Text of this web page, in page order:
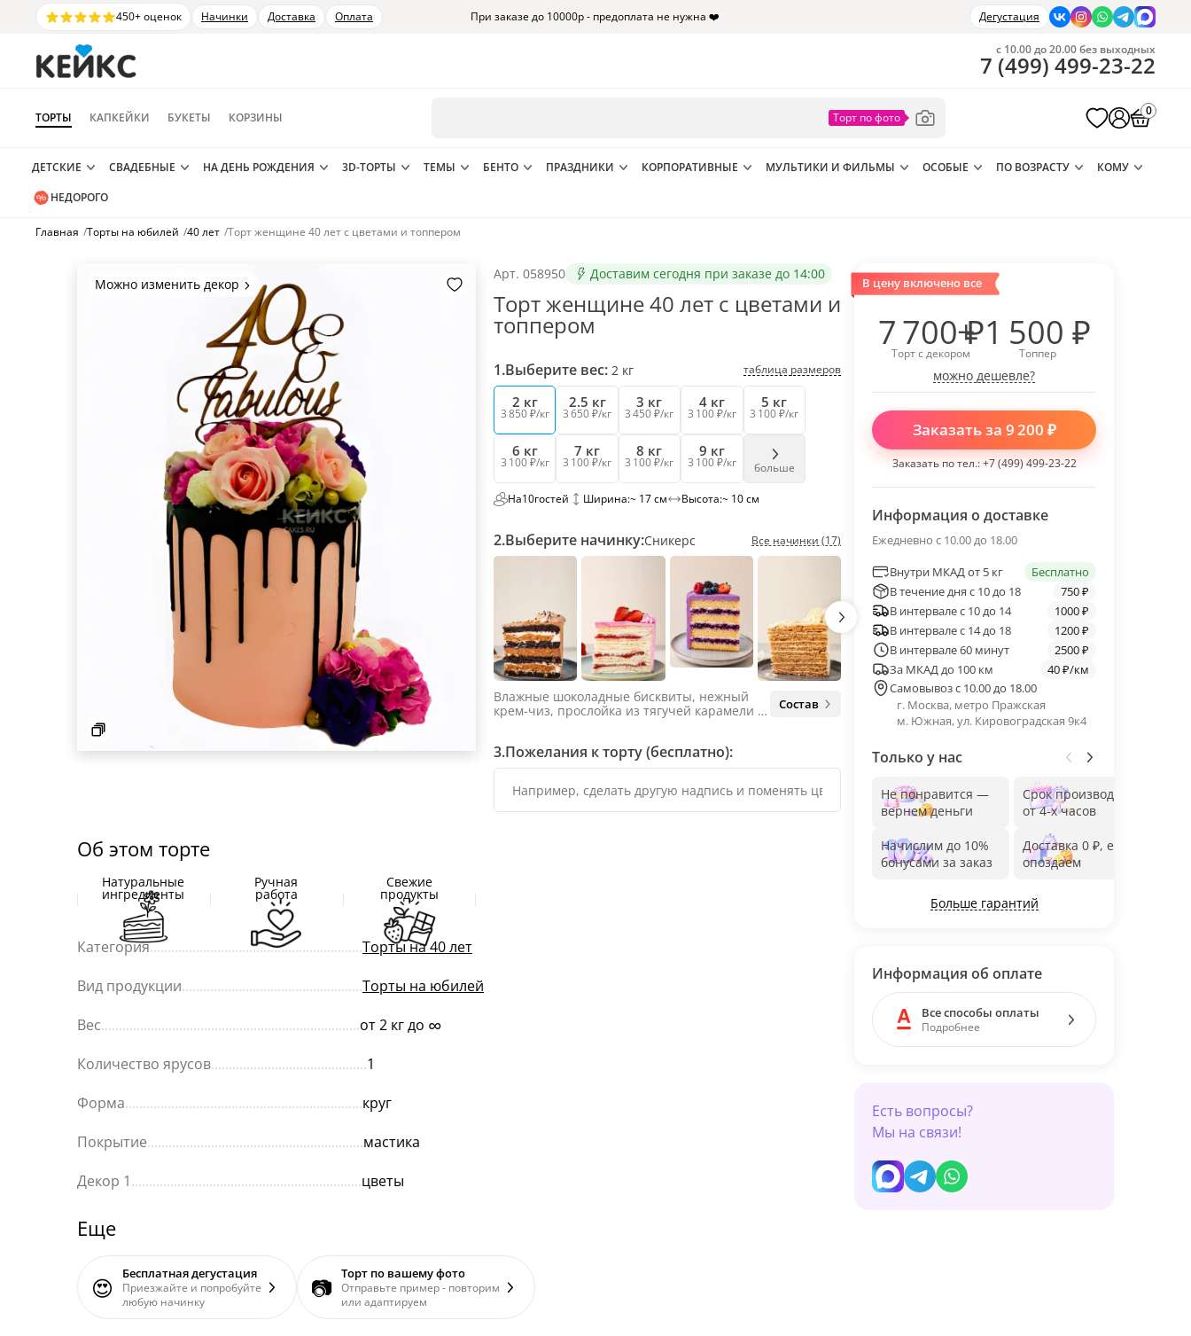
450+ оценок Начинки Доставка Оплата При заказе до 10000р - предоплата не нужна ❤️ Дегустация
ТОРТЫ КАПКЕЙКИ БУКЕТЫ КОРЗИНЫ
с 10.00 до 20.00 без выходных
7 (499) 499-23-22
0
ДЕТСКИЕ СВАДЕБНЫЕ НА ДЕНЬ РОЖДЕНИЯ 3D-ТОРТЫ ТЕМЫ БЕНТО ПРАЗДНИКИ КОРПОРАТИВНЫЕ МУЛЬТИКИ И ФИЛЬМЫ ОСОБЫЕ ПО ВОЗРАСТУ
КОМУ
НЕДОРОГО
Главная /Торты на юбилей /40 лет /Торт женщине 40 лет с цветами и топпером
Можно изменить декор
Арт. 058950 Доставим сегодня при заказе до 14:00
Торт женщине 40 лет с цветами и
топпером
1.Выберите вес: 2 кг таблица размеров
2 кг
3 850 ₽/кг
2.5 кг
3 650 ₽/кг
3 кг
3 450 ₽/кг
4 кг
3 100 ₽/кг
5 кг
3 100 ₽/кг
6 кг
3 100 ₽/кг
7 кг
3 100 ₽/кг
8 кг
3 100 ₽/кг
9 кг
3 100 ₽/кг больше
На10гостей Ширина:~ 17 см Высота:~ 10 см
2.Выберите начинку:Сникерс Все начинки (17)
Влажные шоколадные бисквиты, нежный
крем-чиз, прослойка из тягучей карамели и
карамели, не оставляя ни единого шанса
Состав
3.Пожелания к торту (бесплатно):
В цену включено все
Торт с декором
7 700 ₽ Топпер
1 500 ₽
можно дешевле?
Заказать за 9 200 ₽
Заказать по тел.:+7 (499) 499-23-22
Информация о доставке
Ежедневно с 10.00 до 18.00
Внутри МКАД от 5 кг
Бесплатно
В течение дня с 10 до 18
750 ₽
В интервале с 10 до 14
1000 ₽
В интервале с 14 до 18
1200 ₽
В интервале 60 минут
2500 ₽
За МКАД до 100 км
40 ₽/км
Самовывоз с 10.00 до 18.00
г. Москва, метро Пражская
м. Южная, ул. Кировоградская 9к4
Только у нас
Не понравится —
вернем деньги
Начислим до 10%
бонусами за заказ
Срок производства
от 4-х часов
Доставка 0 ₽, если
опоздаем
Больше гарантий
Информация об оплате
Все способы оплаты
Подробнее
Есть вопросы?
Мы на связи!
Об этом торте
Натуральные
ингредиенты
Ручная
работа
Свежие
продукты
Категория............................................................Торты на 40 лет
Вид продукции...................................................Торты на юбилей
Вес.........................................................................от 2 кг до ∞
Количество ярусов............................................1
Форма...................................................................круг
Покрытие.............................................................мастика
Декор 1.................................................................цветы
Еще
😍 Бесплатная дегустация
Приезжайте и попробуйте
любую начинку
📷 Торт по вашему фото
Отправьте пример - повторим
или адаптируем